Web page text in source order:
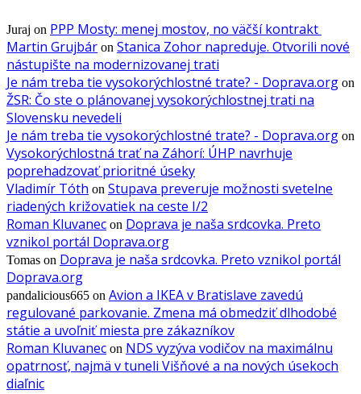
Juraj on PPP Mosty: menej mostov, no väčší kontrakt
Martin Grujbár on Stanica Zohor napreduje. Otvorili nové
nástupište na modernizovanej trati
Je nám treba tie vysokorýchlostné trate? - Doprava.org on
ŽSR: Čo ste o plánovanej vysokorýchlostnej trati na
Slovensku nevedeli
Je nám treba tie vysokorýchlostné trate? - Doprava.org on
Vysokorýchlostná trať na Záhorí: ÚHP navrhuje
poprehadzovať prioritné úseky
Vladimír Tóth on Stupava preveruje možnosti svetelne
riadených križovatiek na ceste I/2
Roman Kluvanec on Doprava je naša srdcovka. Preto
vznikol portál Doprava.org
Tomas on Doprava je naša srdcovka. Preto vznikol portál
Doprava.org
pandalicious665 on Avion a IKEA v Bratislave zavedú
regulované parkovanie. Zmena má obmedziť dlhodobé
státie a uvoľniť miesta pre zákazníkov
Roman Kluvanec on NDS vyzýva vodičov na maximálnu
opatrnosť, najmä v tuneli Višňové a na nových úsekoch
diaľnic